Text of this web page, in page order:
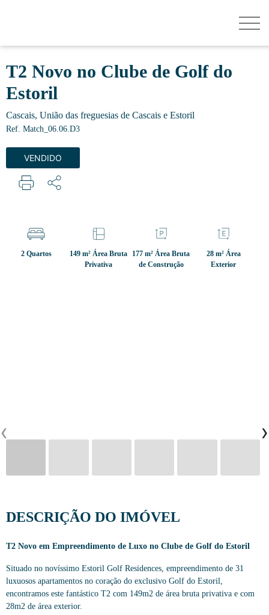
SOBRE NÓS
T2 Novo no Clube de Golf do
Estoril
Cascais, União das freguesias de Cascais e Estoril
Ref. Match_06.06.D3
VENDIDO
2 Quartos
149 m² Área Bruta
Privativa
177 m² Área Bruta
de Construção
28 m² Área
Exterior
‹ ›
DESCRIÇÃO DO IMÓVEL
T2 Novo em Empreendimento de Luxo no Clube de Golf do Estoril
Situado no novíssimo Estoril Golf Residences, empreendimento de 31
luxuosos apartamentos no coração do exclusivo Golf do Estoril,
encontramos este fantástico T2 com 149m2 de área bruta privativa e com
28m2 de área exterior.